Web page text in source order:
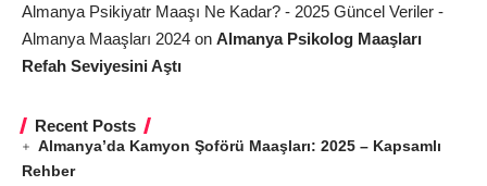
Almanya Psikiyatr Maaşı Ne Kadar? - 2025 Güncel Veriler -
Almanya Maaşları 2024 on Almanya Psikolog Maaşları
Refah Seviyesini Aştı
Recent Posts
Almanya’da Kamyon Şoförü Maaşları: 2025 – Kapsamlı
Rehber